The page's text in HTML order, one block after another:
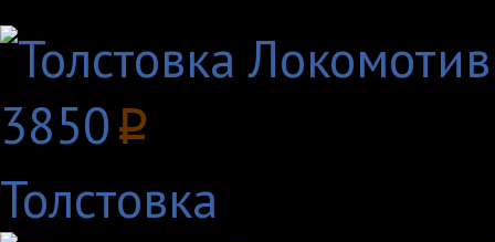
3850p
Толстовка